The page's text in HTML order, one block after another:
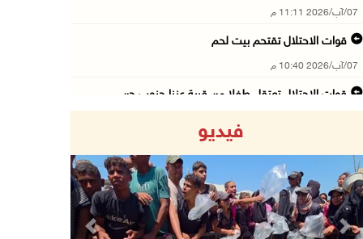
07/آب/2026 11:11 م
قوات الاحتلال تقتحم بيت لحم
07/آب/2026 10:40 م
قوات الاحتلال تعتقل طفلا من قرية عنزا جنوب جن ...
07/آب/2026 10:15 م
الاحتلال يعيق تنقل المواطنين ويقتحم بلدات شرق ...
07/آب/2026 08:52 م
فيديو
Previous Next